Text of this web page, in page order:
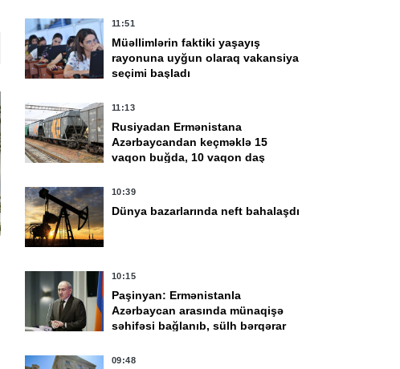
Hörmüz boğazından
keçən ticarət
gəmilərinin sayı azalıb
Nazirliyi tenderinin
qalibini açıqladı
11:51
Müəllimlərin faktiki yaşayış
rayonuna uyğun olaraq vakansiya
seçimi başladı
11:13
Rusiyadan Ermənistana
Azərbaycandan keçməklə 15
vaqon buğda, 10 vaqon daş
10:39
Dünya bazarlarında neft bahalaşdı
10:15
Paşinyan: Ermənistanla
Azərbaycan arasında münaqişə
səhifəsi bağlanıb, sülh bərqərar
09:48